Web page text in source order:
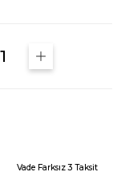
Vade Farksız 3 Taksit